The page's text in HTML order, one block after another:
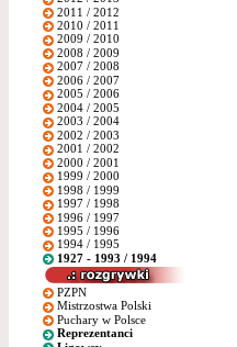
2011 / 2012
2010 / 2011
2009 / 2010
2008 / 2009
2007 / 2008
2006 / 2007
2005 / 2006
2004 / 2005
2003 / 2004
2002 / 2003
2001 / 2002
2000 / 2001
1999 / 2000
1998 / 1999
1997 / 1998
1996 / 1997
1995 / 1996
1994 / 1995
1927 - 1993 / 1994
PZPN
Mistrzostwa Polski
Puchary w Polsce
Reprezentanci